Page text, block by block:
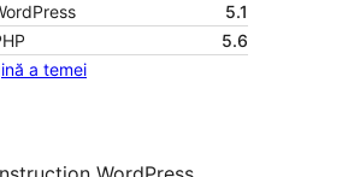
5.1
5.6
a temei